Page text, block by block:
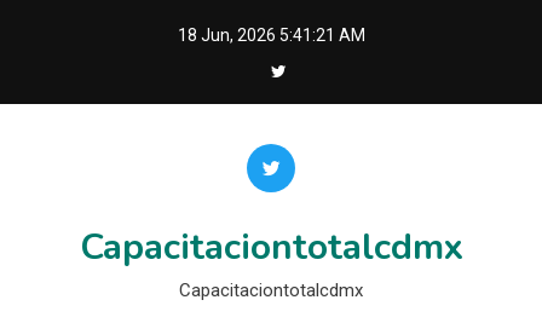
18 Jun, 2026 5:41:22 AM
Capacitaciontotalcdmx
Capacitaciontotalcdmx